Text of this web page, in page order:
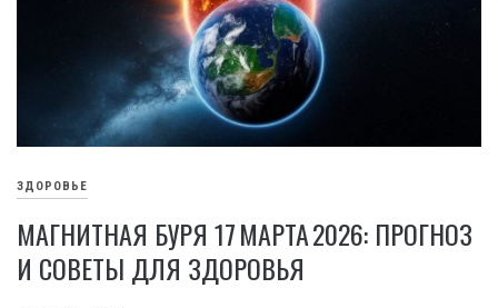
ЗДОРОВЬЕ
МАГНИТНАЯ БУРЯ 17 МАРТА 2026: ПРОГНОЗ
И СОВЕТЫ ДЛЯ ЗДОРОВЬЯ